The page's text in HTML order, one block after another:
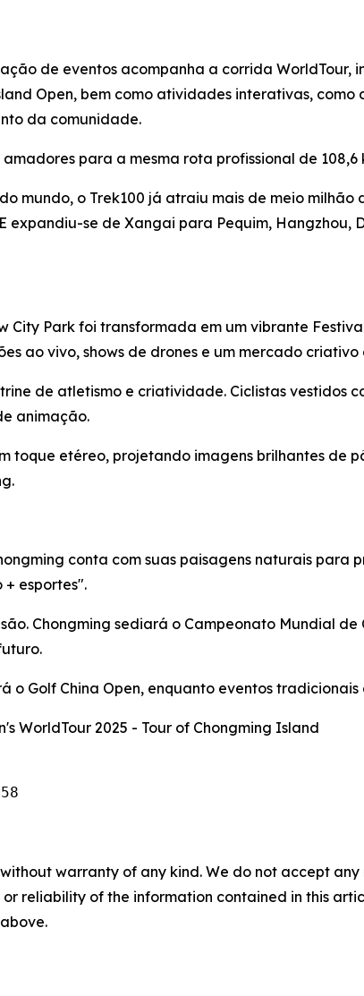
de eventos acompanha a corrida WorldTour,
Open, bem como atividades interativas,
da comunidade.
para a mesma rota profissional de 108,6
mundo, o Trek100 já atraiu mais de meio
se de Xangai para Pequim, Hangzhou,
City Park foi transformada em um vibrante
ao vivo, shows de drones e um mercado
de atletismo e criatividade. Ciclistas vestidos
animação.
toque etéreo, projetando imagens brilhantes de
conta com suas paisagens naturais para
esportes".
Chongming sediará o Campeonato Mundial de
o Golf China Open, enquanto eventos
WorldTour 2025 - Tour of Chongming Island
warranty of any kind. We do not accept
reliability of the information contained in this